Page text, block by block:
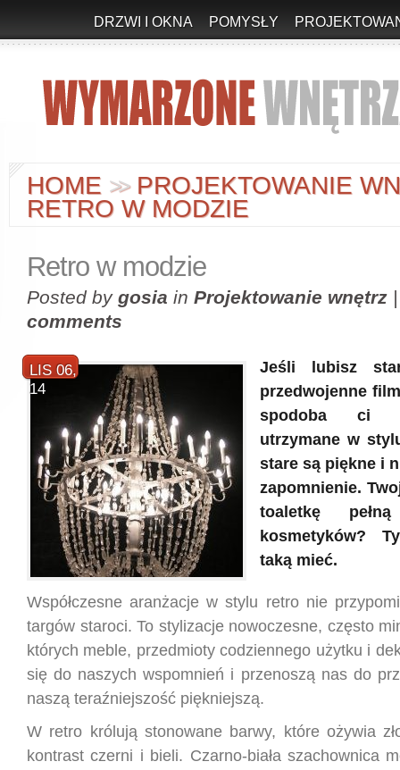
DRZWI I OKNA POMYSŁY
HOME >> PROJEKTOWANIE
RETRO W MODZIE
Retro w modzie
Posted by gosia in Projektowanie wnętrz
comments
LIS 06,
14
Jeśli lubisz
przedwojenne
spodoba ci
utrzymane w
stare są piękne i
zapomnienie.
toaletkę
kosmetyków?
taką mieć.
Współczesne aranżacje w stylu retro nie
targów staroci. To stylizacje nowoczesne, często
których meble, przedmioty codziennego użytku i
się do naszych wspomnień i przenoszą nas do
naszą teraźniejszość piękniejszą.
W retro królują stonowane barwy, które ożywia
kontrast czerni i bieli. Czarno-biała szachownica